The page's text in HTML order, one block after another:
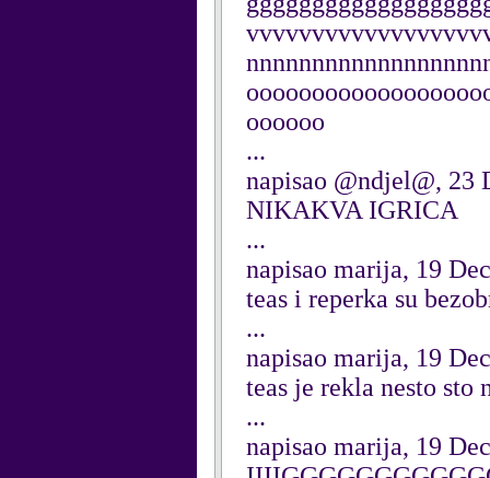
oooooo
...
napisao @ndjel@, 23
NIKAKVA IGRICA
...
napisao marija, 19
teas i reperka su
...
napisao marija, 19
teas je rekla nesto sto
...
napisao marija, 19